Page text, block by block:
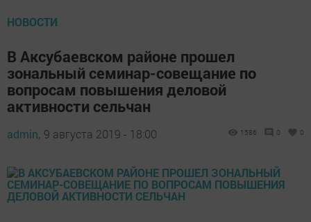
НОВОСТИ
В Аксубаевском районе прошел
зональный семинар-совещание по
вопросам повышения деловой
активности сельчан
admin, 9 августа 2019 - 18:00 1586 0 0